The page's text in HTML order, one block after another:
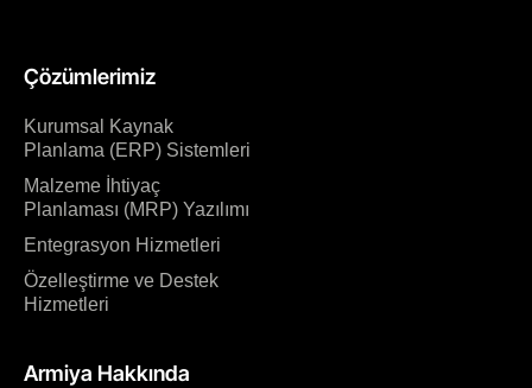
Çözümlerimiz
Kurumsal Kaynak
Planlama (ERP) Sistemleri
Malzeme İhtiyaç
Planlaması (MRP) Yazılımı
Entegrasyon Hizmetleri
Özelleştirme ve Destek
Hizmetleri
Armiya Hakkında